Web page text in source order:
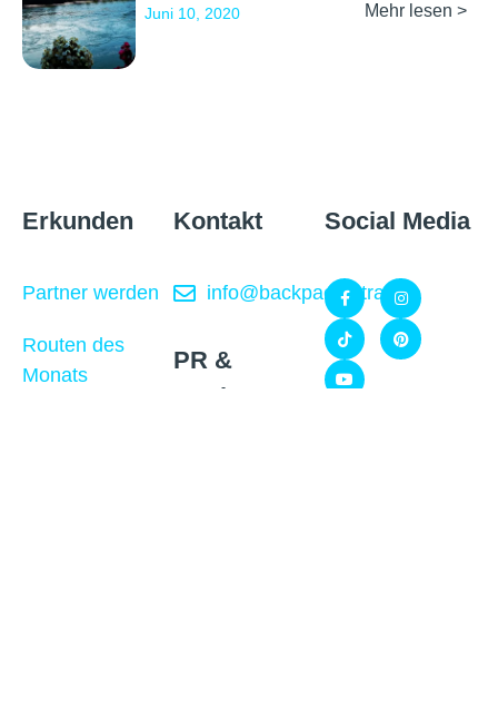
Juni 10, 2020
Mehr lesen >
Erkunden
Partner werden
Routen des
Monats
Kontakt
info@backpackertrail.de
PR &
Werbung
Social Media